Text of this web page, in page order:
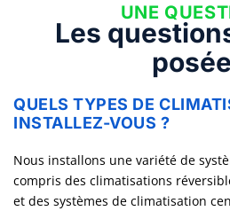
UNE
Les
QUELS TYPES DE
INSTALLEZ-VOUS ?
Nous installons une variété de
compris des climatisations
et des systèmes de climatisation